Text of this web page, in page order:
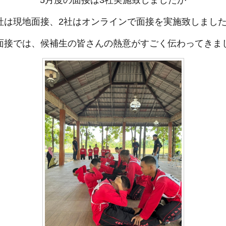
は現地面接、2社はオンラインで面接を実施致しました
接では、候補生の皆さんの熱意がすごく伝わってきま